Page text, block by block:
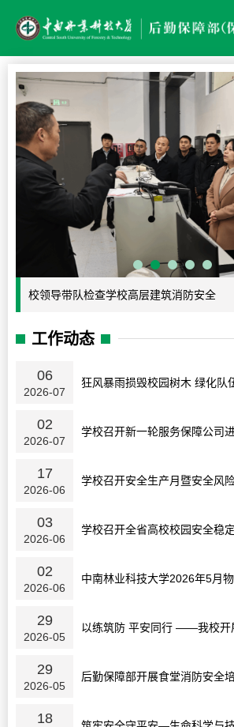
校领导带队检查学校高层建筑消防安全
工作动态
06
2026-07
狂风暴雨损毁校园树木 绿化队
02
2026-07
学校召开新一轮服务保障公司
17
2026-06
03
2026-06
02
2026-06
中南林业科技大学2026年5月
29
2026-05
以练筑防 平安同行 ——我校开
29
2026-05
18